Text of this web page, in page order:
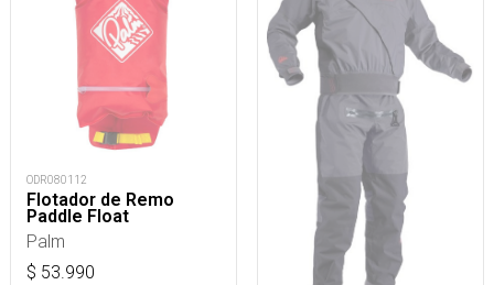
ODR080112
Flotador de Remo
Paddle Float
Palm
$ 53.990